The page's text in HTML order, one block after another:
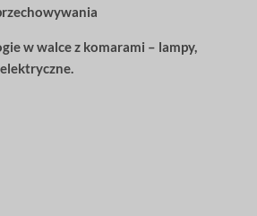
w walce z komarami – lampy,